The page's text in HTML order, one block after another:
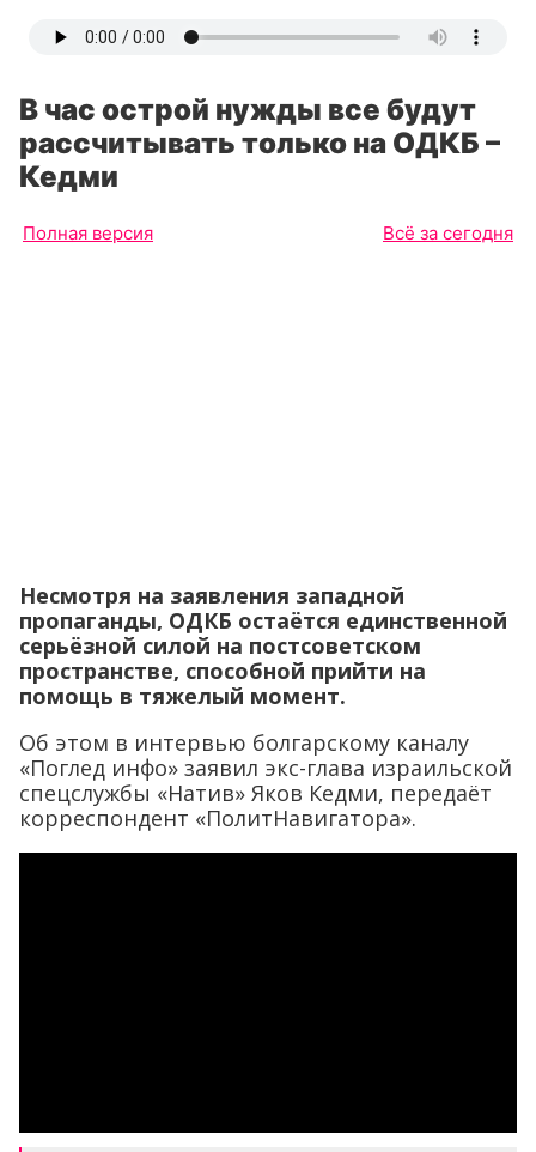
В час острой нужды все будут
рассчитывать только на ОДКБ –
Кедми
Полная версия Всё за сегодня
Несмотря на заявления западной
пропаганды, ОДКБ остаётся единственной
серьёзной силой на постсоветском
пространстве, способной прийти на
помощь в тяжелый момент.
Об этом в интервью болгарскому каналу
«Поглед инфо» заявил экс-глава израильской
спецслужбы «Натив» Яков Кедми, передаёт
корреспондент «ПолитНавигатора».